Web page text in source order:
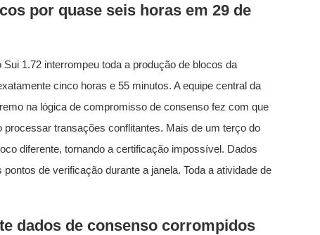
por quase seis horas em 29 de
1.72 interrompeu toda a produção de blocos da
cinco horas e 55 minutos. A equipe central da
na lógica de compromisso de consenso fez com que
transações conflitantes. Mais de um terço do
diferente, tornando a certificação impossível. Dados
de verificação durante a janela. Toda a atividade de
dados de consenso corrompidos